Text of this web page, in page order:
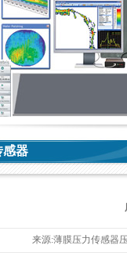
感器
来源:薄膜压力传感器